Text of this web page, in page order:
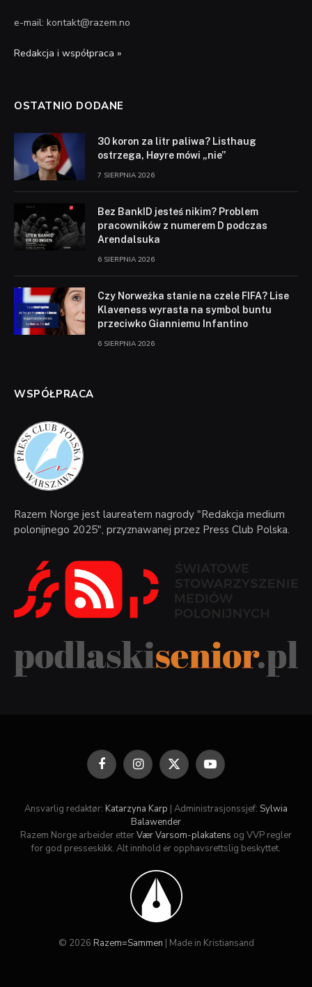
e-mail: kontakt@razem.no
Redakcja i współpraca »
OSTATNIO DODANE
30 koron za litr paliwa? Listhaug
ostrzega, Høyre mówi „nie”
7 SIERPNIA 2026
Bez BankID jesteś nikim? Problem
pracowników z numerem D podczas
Arendalsuka
6 SIERPNIA 2026
Czy Norweżka stanie na czele FIFA? Lise
Klaveness wyrasta na symbol buntu
przeciwko Gianniemu Infantino
6 SIERPNIA 2026
WSPÓŁPRACA
Razem Norge jest laureatem nagrody "Redakcja medium
polonijnego 2025", przyznawanej przez Press Club Polska.
FacebookInstagram
X
(Twitter)
YouTube
Ansvarlig redaktør: Katarzyna Karp | Administrasjonssjef: Sylwia
Balawender
Razem Norge arbeider etterVær Varsom-plakatens og VVP regler
for god presseskikk. Alt innhold er opphavsrettslig beskyttet.
© 2026 Razem=Sammen | Made in Kristiansand